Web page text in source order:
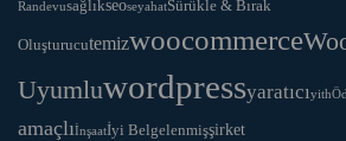
RandevusağlıkseoseyahatSürükle & Bırak
Oluşturucutemizwoocommerce
Uyumluwordpressyaratıcıyith
amaçlıİnşaatİyi Belgelenmişşirket